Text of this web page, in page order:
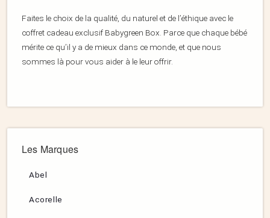
Faites le choix de la qualité, du naturel et de l’éthique avec le
coffret cadeau exclusif Babygreen Box. Parce que chaque bébé
mérite ce qu’il y a de mieux dans ce monde, et que nous
sommes là pour vous aider à le leur offrir.
Les Marques
Abel
Acorelle